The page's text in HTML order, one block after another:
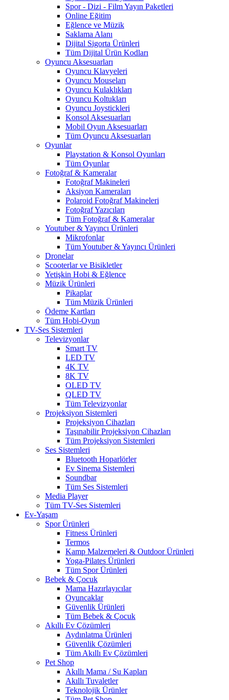
Spor - Dizi - Film Yayın Paketleri
Online Eğitim
Eğlence ve Müzik
Saklama Alanı
Dijital Sigorta Ürünleri
Tüm Dijital Ürün Kodları
Oyuncu Aksesuarları
Oyuncu Klavyeleri
Oyuncu Mouseları
Oyuncu Kulaklıkları
Oyuncu Koltukları
Oyuncu Joystickleri
Konsol Aksesuarları
Mobil Oyun Aksesuarları
Tüm Oyuncu Aksesuarları
Oyunlar
Playstation & Konsol Oyunları
Tüm Oyunlar
Fotoğraf & Kameralar
Fotoğraf Makineleri
Aksiyon Kameraları
Polaroid Fotoğraf Makineleri
Fotoğraf Yazıcıları
Tüm Fotoğraf & Kameralar
Youtuber & Yayıncı Ürünleri
Mikrofonlar
Tüm Youtuber & Yayıncı Ürünleri
Dronelar
Scooterlar ve Bisikletler
Yetişkin Hobi & Eğlence
Müzik Ürünleri
Pikaplar
Tüm Müzik Ürünleri
Ödeme Kartları
Tüm Hobi-Oyun
TV-Ses Sistemleri
Televizyonlar
Smart TV
LED TV
4K TV
8K TV
OLED TV
QLED TV
Tüm Televizyonlar
Projeksiyon Sistemleri
Projeksiyon Cihazları
Taşınabilir Projeksiyon Cihazları
Tüm Projeksiyon Sistemleri
Ses Sistemleri
Bluetooth Hoparlörler
Ev Sinema Sistemleri
Soundbar
Tüm Ses Sistemleri
Media Player
Tüm TV-Ses Sistemleri
Ev-Yaşam
Spor Ürünleri
Fitness Ürünleri
Termos
Kamp Malzemeleri & Outdoor Ürünleri
Yoga-Pilates Ürünleri
Tüm Spor Ürünleri
Bebek & Çocuk
Mama Hazırlayıcılar
Oyuncaklar
Güvenlik Ürünleri
Tüm Bebek & Çocuk
Akıllı Ev Çözümleri
Aydınlatma Ürünleri
Güvenlik Çözümleri
Tüm Akıllı Ev Çözümleri
Pet Shop
Akıllı Mama / Su Kapları
Akıllı Tuvaletler
Teknolojik Ürünler